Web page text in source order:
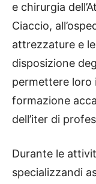
e chirurgia
Ciaccio,
attrezzature e
disposizione
permettere loro
formazione
dell’iter di
Durante le
specializzandi